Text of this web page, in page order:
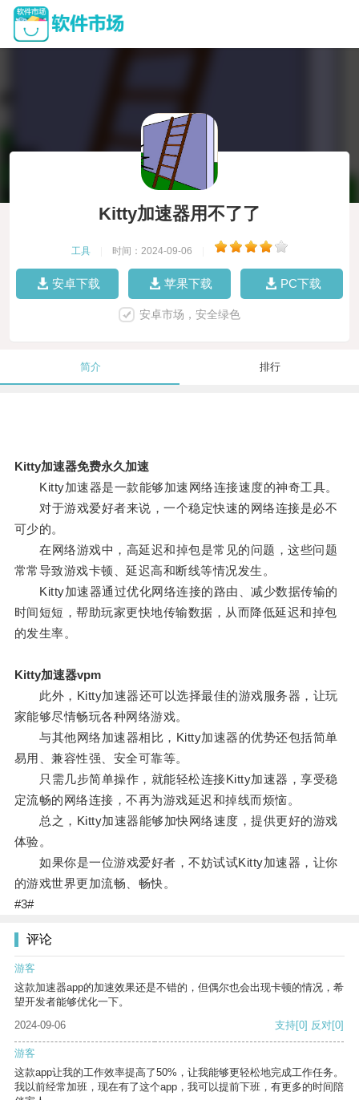
Kitty加速器用不了了
工具 时间：2024-09-06
安卓下载 苹果下载 PC下载
安卓市场，安全绿色
简介 排行
Kitty加速器免费永久加速
Kitty加速器是一款能够加速网络连接速度的神奇工具。
对于游戏爱好者来说，一个稳定快速的网络连接是必不
可少的。
在网络游戏中，高延迟和掉包是常见的问题，这些问题
常常导致游戏卡顿、延迟高和断线等情况发生。
Kitty加速器通过优化网络连接的路由、减少数据传输的
时间短短，帮助玩家更快地传输数据，从而降低延迟和掉包
的发生率。
Kitty加速器vpm
此外，Kitty加速器还可以选择最佳的游戏服务器，让玩
家能够尽情畅玩各种网络游戏。
与其他网络加速器相比，Kitty加速器的优势还包括简单
易用、兼容性强、安全可靠等。
只需几步简单操作，就能轻松连接Kitty加速器，享受稳
定流畅的网络连接，不再为游戏延迟和掉线而烦恼。
总之，Kitty加速器能够加快网络速度，提供更好的游戏
体验。
如果你是一位游戏爱好者，不妨试试Kitty加速器，让你
的游戏世界更加流畅、畅快。
#3#
评论
游客
这款加速器app的加速效果还是不错的，但偶尔也会出现卡顿的情况，希
望开发者能够优化一下。
2024-09-06
支持[0] 反对[0]
游客
这款app让我的工作效率提高了50%，让我能够更轻松地完成工作任务。
我以前经常加班，现在有了这个app，我可以提前下班，有更多的时间陪